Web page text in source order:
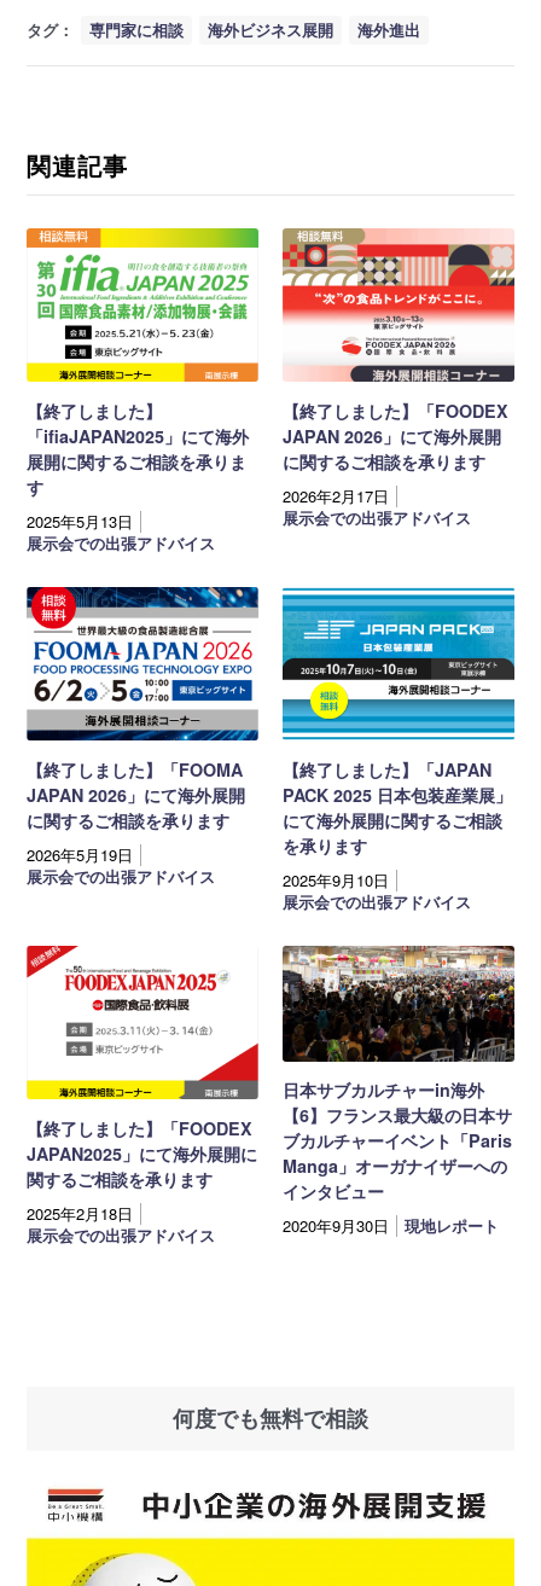
タグ： 専門家に相談 海外ビジネス展開 海外進出
関連記事
【終了しました】
「ifiaJAPAN2025」にて海外
展開に関するご相談を承りま
す
2025年5月13日
展示会での出張アドバイス
【終了しました】「FOODEX
JAPAN 2026」にて海外展開
に関するご相談を承ります
2026年2月17日
展示会での出張アドバイス
【終了しました】「FOOMA
JAPAN 2026」にて海外展開
に関するご相談を承ります
2026年5月19日
展示会での出張アドバイス
【終了しました】「JAPAN
PACK 2025 日本包装産業展」
にて海外展開に関するご相談
を承ります
2025年9月10日
展示会での出張アドバイス
【終了しました】「FOODEX
JAPAN2025」にて海外展開に
関するご相談を承ります
2025年2月18日
展示会での出張アドバイス
日本サブカルチャーin海外
【6】フランス最大級の日本サ
ブカルチャーイベント「Paris
Manga」オーガナイザーへの
インタビュー
2020年9月30日 現地レポート
何度でも無料で相談